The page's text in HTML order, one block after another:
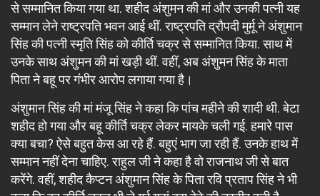
से सम्मानित किया गया था. शहीद अंशुमन की मां और उनकी पत्नी यह
सम्मान लेने राष्ट्रपति भवन आई थीं. राष्ट्रपति द्रौपदी मुर्मू ने अंशुमान
सिंह की पत्नी स्मृति सिंह को कीर्ति चक्र से सम्मानित किया. साथ में
उनके साथ अंशुमन की मां खड़ी थीं. वहीं, अब अंशुमन सिंह के माता
पिता ने बहू पर गंभीर आरोप लगाया गया है।
अंशुमान सिंह की मां मंजू सिंह ने कहा कि पांच महीने की शादी थी. बेटा
शहीद हो गया और बहू कीर्ति चक्र लेकर मायके चली गई. हमारे पास
क्या बचा? ऐसे बहुत केस आ रहे हैं. बहुएं भाग जा रही हैं. उनके हाथ में
सम्मान नहीं देना चाहिए. राहुल जी ने कहा है वो राजनाथ जी से बात
करेंगे. वहीं, शहीद कैप्टन अंशुमान सिंह के पिता रवि प्रताप सिंह ने भी